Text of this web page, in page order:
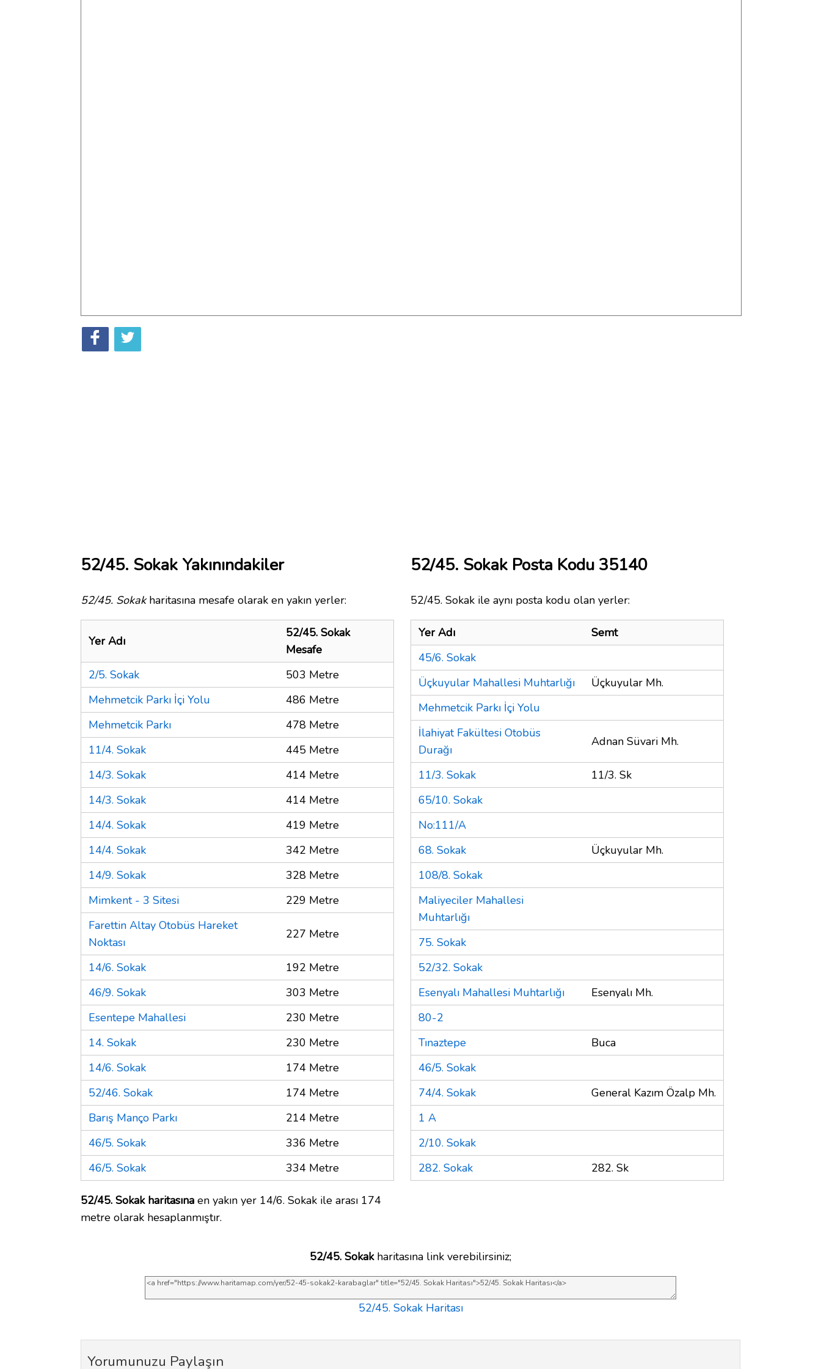
52/45. Sokak Yakınındakiler
52/45. Sokakharitasına mesafe olarak en yakın yerler:
Yer Adı
52/45. Sokak
Mesafe
2/5. Sokak
503 Metre
Mehmetcik Parkı İçi Yolu
486 Metre
Mehmetcik Parkı
478 Metre
11/4. Sokak
445 Metre
14/3. Sokak
414 Metre
14/3. Sokak
414 Metre
14/4. Sokak
419 Metre
14/4. Sokak
342 Metre
14/9. Sokak
328 Metre
Mimkent - 3 Sitesi
229 Metre
Farettin Altay Otobüs Hareket
Noktası
227 Metre
14/6. Sokak
192 Metre
46/9. Sokak
303 Metre
Esentepe Mahallesi
230 Metre
14. Sokak
230 Metre
14/6. Sokak
174 Metre
52/46. Sokak
174 Metre
Barış Manço Parkı
214 Metre
46/5. Sokak
336 Metre
46/5. Sokak
334 Metre
52/45. Sokak haritasına en yakın yer 14/6. Sokak ile arası 174
metre olarak hesaplanmıştır.
52/45. Sokak Posta Kodu 35140
52/45. Sokak ile aynı posta kodu olan yerler:
Yer Adı
Semt
45/6. Sokak
Üçkuyular Mahallesi Muhtarlığı
Üçkuyular Mh.
Mehmetcik Parkı İçi Yolu
İlahiyat Fakültesi Otobüs
Durağı
Adnan Süvari Mh.
11/3. Sokak
11/3. Sk
65/10. Sokak
No:111/A
68. Sokak
Üçkuyular Mh.
108/8. Sokak
Maliyeciler Mahallesi
Muhtarlığı
75. Sokak
52/32. Sokak
Esenyalı Mahallesi Muhtarlığı
Esenyalı Mh.
80-2
Tınaztepe
Buca
46/5. Sokak
74/4. Sokak
General Kazım Özalp Mh.
1 A
2/10. Sokak
282. Sokak
282. Sk
52/45. Sokakharitasına link verebilirsiniz;
52/45. Sokak Haritası
Yorumunuzu Paylaşın